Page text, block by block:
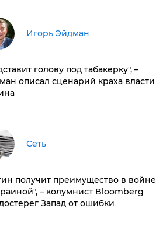
Игорь Эйдман
голову под табакерку", –
описал сценарий краха власти
Сеть
получит преимущество в войне
– колумнист Bloomberg
Запад от ошибки